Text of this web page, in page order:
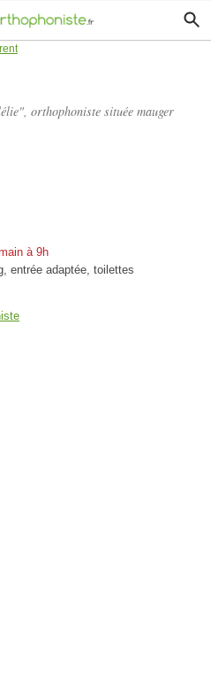
orthophoniste située mauger
à 9h
entrée adaptée, toilettes